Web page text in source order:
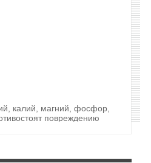
калий, магний, фосфор,
повреждению
и стимулировать